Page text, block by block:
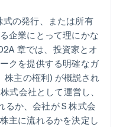
式の発行、または所有
企業にとって理にかな
章では、投資家とオ
クを提供する明確なガ
株主の権利) が概説され
式会社として運営し、
るか、会社が S 株式会
主に流れるかを決定し